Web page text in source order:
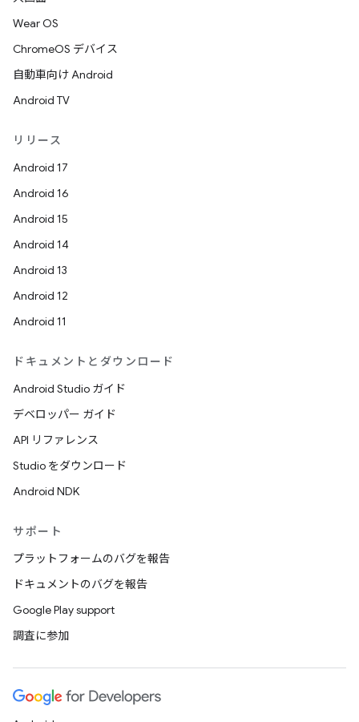
Wear OS
ChromeOS デバイス
自動車向け Android
Android TV
リリース
Android 17
Android 16
Android 15
Android 14
Android 13
Android 12
Android 11
ドキュメントとダウンロード
Android Studio ガイド
デベロッパー ガイド
API リファレンス
Studio をダウンロード
Android NDK
サポート
プラットフォームのバグを報告
ドキュメントのバグを報告
Google Play support
調査に参加